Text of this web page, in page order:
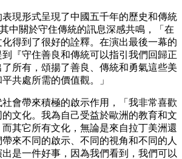
現形式呈現了中國五千年的歷史和傳統
中關於守住傳統的訊息深感共鳴，「在
得到了很好的詮釋。在演出最後一幕的
『守住善良和傳統可以指引我們回歸正
所有，頌揚了善良、傳統和勇氣這些美
共處所需的價值觀。」
會帶來積極的啟示作用，「我非常喜歡
文化。我為自己受益於歐洲的教育和文
其它所有文化，無論是來自拉丁美洲還
來不同的啟示、不同的視角和不同的人
是一件好事，因為我們看到，我們可以